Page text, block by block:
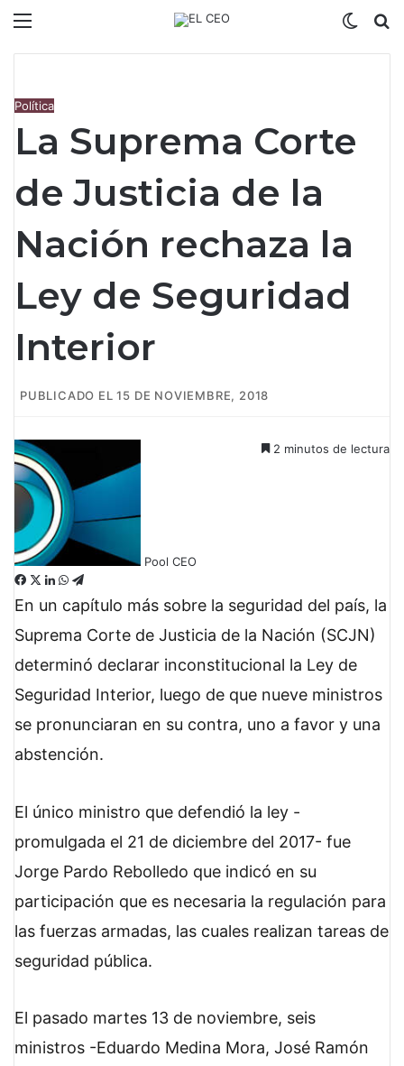
Política
La Suprema Corte
de Justicia de la
Nación rechaza la
Ley de Seguridad
Interior
PUBLICADO EL 15 DE NOVIEMBRE, 2018
Pool CEO
2 minutos de lectura
F
a
e
b
o
o
X L
k
d
I
W
h
t
s
A
p
e
e
g
r
a
En un capítulo más sobre la seguridad del país, la
Suprema Corte de Justicia de la Nación (SCJN)
determinó declarar inconstitucional la Ley de
Seguridad Interior, luego de que nueve ministros
se pronunciaran en su contra, uno a favor y una
abstención.
El único ministro que defendió la ley -
promulgada el 21 de diciembre del 2017- fue
Jorge Pardo Rebolledo que indicó en su
participación que es necesaria la regulación para
las fuerzas armadas, las cuales realizan tareas de
seguridad pública.
El pasado martes 13 de noviembre, seis
ministros -Eduardo Medina Mora, José Ramón